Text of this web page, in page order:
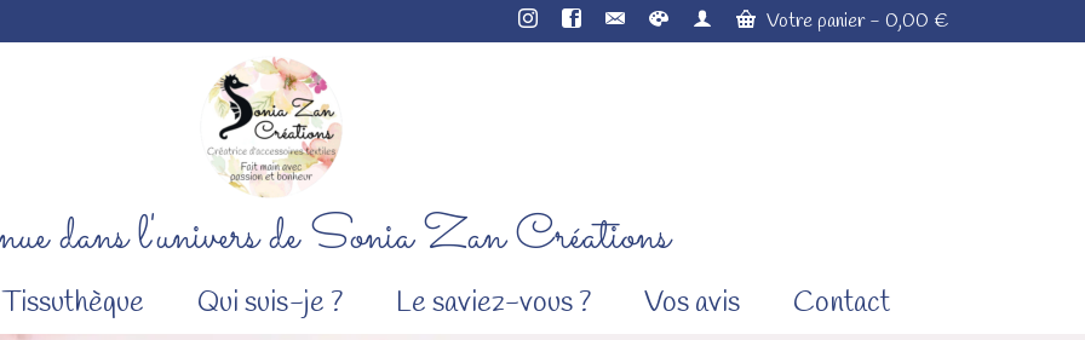
Votre panier- 0,00 €
dans l'univers de Sonia Zan Créations
Tissuthèque Qui suis-je ? Le saviez-vous ? Vos avis Contact